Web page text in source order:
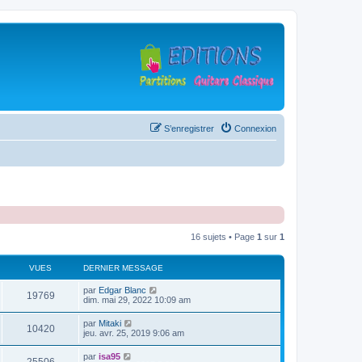
Connexion
S’enregistrer
16 sujets • Page 1 sur 1
VUES DERNIER MESSAGE
19769V
u
s
D
e
i
e
r
m
par Edgar Blanc
dim. mai 29, 2022 10:09 am
10420V
u
D
e
par Mitaki
jeu. avr. 25, 2019 9:06 am
D
par isa95